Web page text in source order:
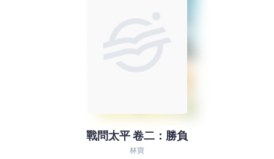
戰問太平 卷二：勝負
林寶